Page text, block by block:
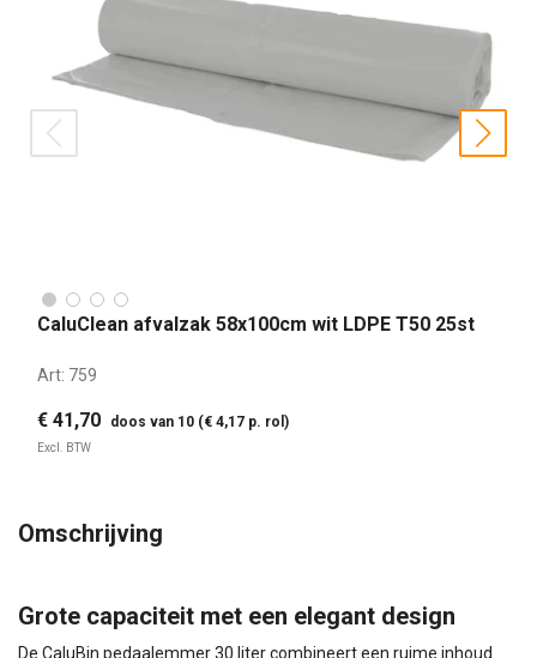
CaluClean afvalzak 58x100cm wit LDPE T50 25st
Art: 759
€ 41,70 doos van 10 (€ 4,17 p. rol)
Excl. BTW
prev next
Omschrijving
Grote capaciteit met een elegant design
De CaluBin pedaalemmer 30 liter combineert een ruime inhoud